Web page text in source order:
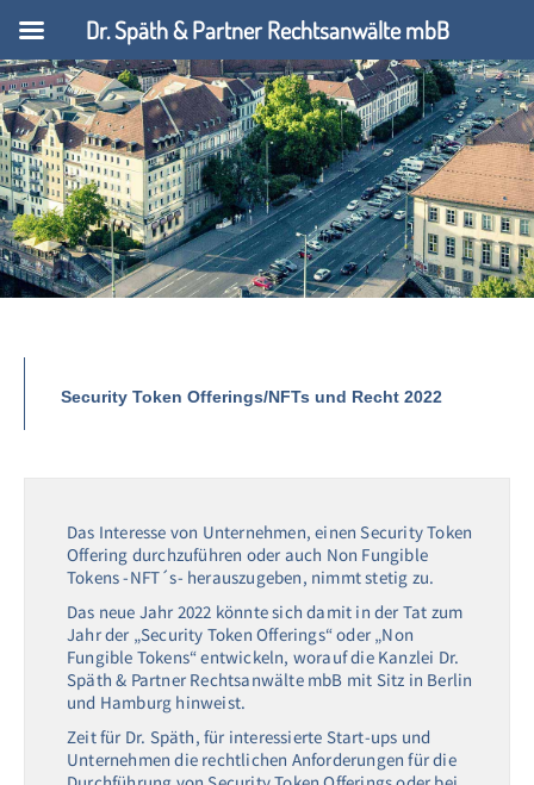
Security Token Offerings/NFTs und Recht 2022
Das Interesse von Unternehmen, einen Security Token
Offering durchzuführen oder auch Non Fungible
Tokens -NFT´s- herauszugeben, nimmt stetig zu.
Das neue Jahr 2022 könnte sich damit in der Tat zum
Jahr der „Security Token Offerings“ oder „Non
Fungible Tokens“ entwickeln, worauf die Kanzlei Dr.
Späth & Partner Rechtsanwälte mbB mit Sitz in Berlin
und Hamburg hinweist.
Zeit für Dr. Späth, für interessierte Start-ups und
Unternehmen die rechtlichen Anforderungen für die
Dr. Späth & Partner Rechtsanwälte mbB